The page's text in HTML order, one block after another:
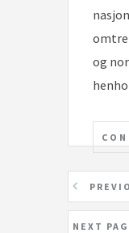
og
Posts
NEXT